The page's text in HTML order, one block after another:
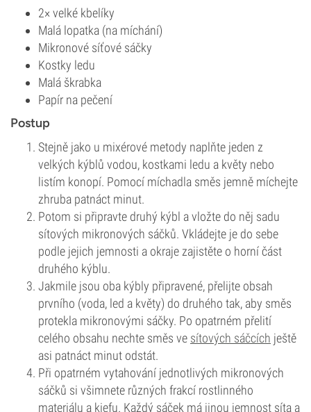
2× velké kbelíky
Malá lopatka (na míchání)
Mikronové síťové sáčky
Kostky ledu
Malá škrabka
Papír na pečení
Postup
Stejně jako u mixérové metody naplňte jeden z
velkých kýblů vodou, kostkami ledu a květy nebo
listím konopí. Pomocí míchadla směs jemně míchejte
zhruba patnáct minut.
Potom si připravte druhý kýbl a vložte do něj sadu
sítových mikronových sáčků. Vkládejte je do sebe
podle jejich jemnosti a okraje zajistěte o horní část
druhého kýblu.
Jakmile jsou oba kýbly připravené, přelijte obsah
prvního (voda, led a květy) do druhého tak, aby směs
protekla mikronovými sáčky. Po opatrném přelití
celého obsahu nechte směs ve sítových sáčcích ještě
asi patnáct minut odstát.
Při opatrném vytahování jednotlivých mikronových
sáčků si všimnete různých frakcí rostlinného
materiálu a kiefu. Každý sáček má jinou jemnost síta a